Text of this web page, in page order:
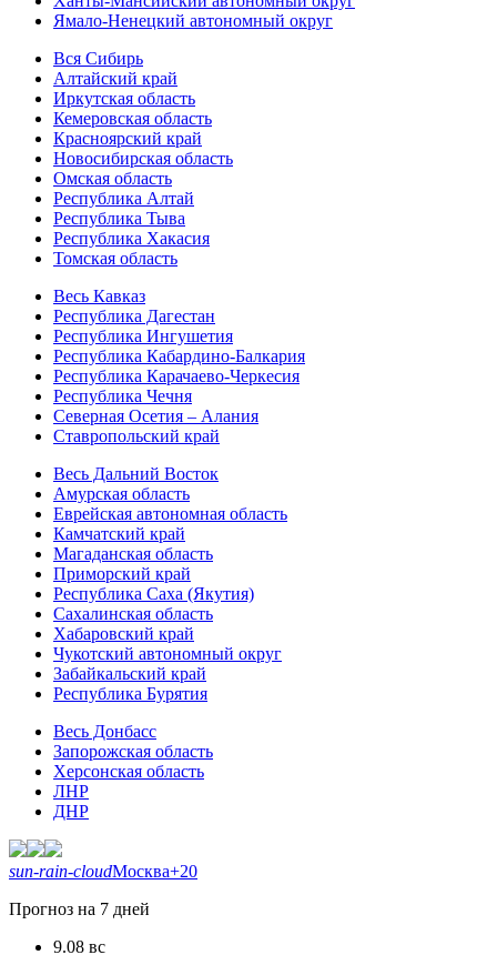
Ямало-Ненецкий автономный округ
Вся Сибирь
Алтайский край
Иркутская область
Кемеровская область
Красноярский край
Новосибирская область
Омская область
Республика Алтай
Республика Тыва
Республика Хакасия
Томская область
Весь Кавказ
Республика Дагестан
Республика Ингушетия
Республика Кабардино-Балкария
Республика Карачаево-Черкесия
Республика Чечня
Северная Осетия – Алания
Ставропольский край
Весь Дальний Восток
Амурская область
Еврейская автономная область
Камчатский край
Магаданская область
Приморский край
Республика Саха (Якутия)
Сахалинская область
Хабаровский край
Чукотский автономный округ
Забайкальский край
Республика Бурятия
Весь Донбасс
Запорожская область
Херсонская область
ЛНР
ДНР
sun-rain-cloudМосква+20
Прогноз на 7 дней
9.08 вс